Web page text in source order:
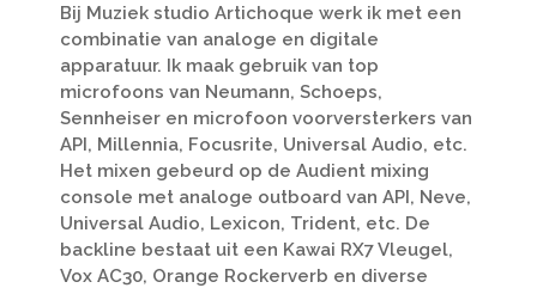
Bij Muziek studio Artichoque werk ik met een
combinatie van analoge en digitale
apparatuur. Ik maak gebruik van top
microfoons van Neumann, Schoeps,
Sennheiser en microfoon voorversterkers van
API, Millennia, Focusrite, Universal Audio, etc.
Het mixen gebeurd op de Audient mixing
console met analoge outboard van API, Neve,
Universal Audio, Lexicon, Trident, etc. De
backline bestaat uit een Kawai RX7 Vleugel,
Vox AC30, Orange Rockerverb en diverse